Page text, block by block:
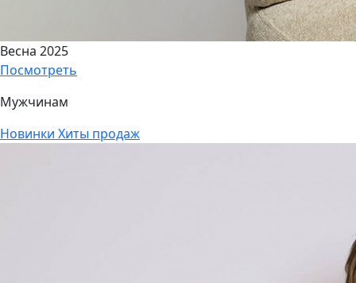
Весна 2025
Посмотреть
Мужчинам
Новинки Хиты продаж